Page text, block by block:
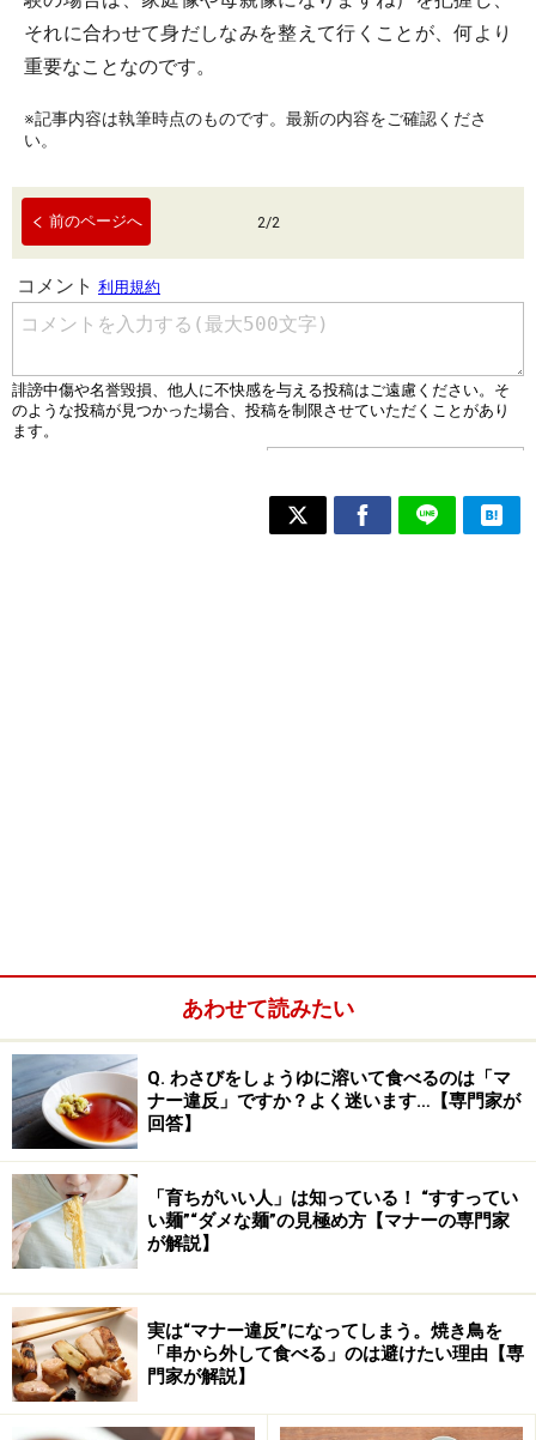
それに合わせて身だしなみを整えて行くことが、何より
重要なことなのです。
※記事内容は執筆時点のものです。最新の内容をご確認くださ
い。
前のページへ 2/2
あわせて読みたい
Q. わさびをしょうゆに溶いて食べるのは「マ
ナー違反」ですか？よく迷います…【専門家が
回答】
「育ちがいい人」は知っている！ “すすってい
い麺”“ダメな麺”の見極め方【マナーの専門家
が解説】
実は“マナー違反”になってしまう。焼き鳥を
「串から外して食べる」のは避けたい理由【専
門家が解説】